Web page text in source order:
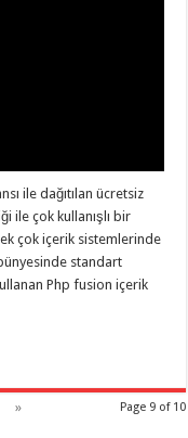
ile dağıtılan ücretsiz
ile çok kullanışlı bir
çok içerik sistemlerinde
standart
Php fusion içerik
Page 9 of 10
»